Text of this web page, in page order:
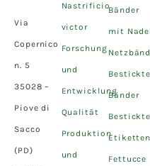
Via
Copernico
n. 5
35028 –
Piove di
Sacco
(PD)
Nastrificio
victor
Forschung
und
Entwicklung
Qualität
Produktion
und
Bänder
mit
Bestickte
Bänder
Bestickte
Etiketten
Fettucce